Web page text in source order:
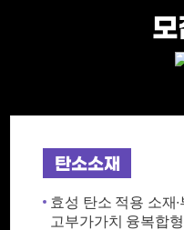
탄소소재
효성 탄소 적용 소재
고부가가치 융복합